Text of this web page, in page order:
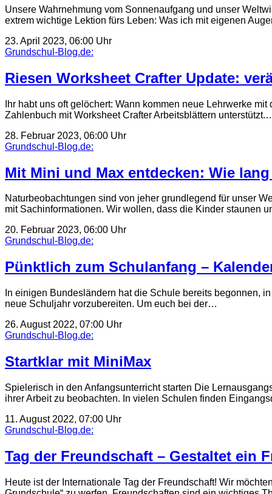
Unsere Wahrnehmung vom Sonnenaufgang und unser
extrem wichtige Lektion fürs Leben: Was ich mit eigenen
23. April 2023, 06:00 Uhr
Grundschul-Blog.de:
Riesen Worksheet Crafter Update:
Ihr habt uns oft gelöchert: Wann kommen neue Lehrwerke
Zahlenbuch mit Worksheet Crafter Arbeitsblättern
28. Februar 2023, 06:00 Uhr
Grundschul-Blog.de:
Mit Mini und Max entdecken: Wie
Naturbeobachtungen sind von jeher grundlegend für unser
mit Sachinformationen. Wir wollen, dass die Kinder staunen
20. Februar 2023, 06:00 Uhr
Grundschul-Blog.de:
Pünktlich zum Schulanfang –
In einigen Bundesländern hat die Schule bereits begonnen,
neue Schuljahr vorzubereiten. Um euch bei der…
26. August 2022, 07:00 Uhr
Grundschul-Blog.de:
Startklar mit MiniMax
Spielerisch in den Anfangsunterricht starten Die
ihrer Arbeit zu beobachten. In vielen Schulen finden
11. August 2022, 07:00 Uhr
Grundschul-Blog.de:
Tag der Freundschaft – Gestaltet ein
Heute ist der Internationale Tag der Freundschaft! Wir